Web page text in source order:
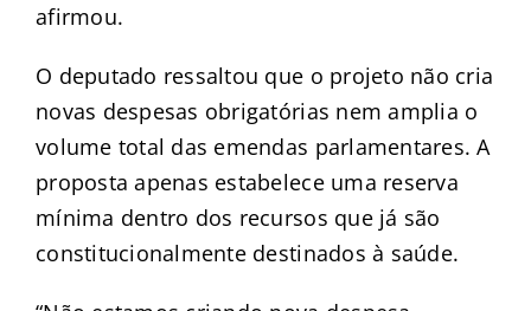
afirmou.
O deputado ressaltou que o projeto não cria
novas despesas obrigatórias nem amplia o
volume total das emendas parlamentares. A
proposta apenas estabelece uma reserva
mínima dentro dos recursos que já são
constitucionalmente destinados à saúde.